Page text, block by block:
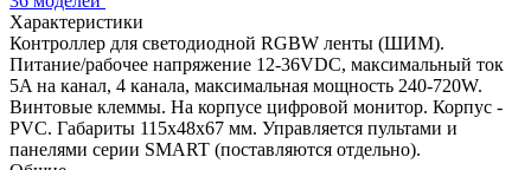
Характеристики
Контроллер для светодиодной RGBW ленты (ШИМ).
Питание/рабочее напряжение 12-36VDC, максимальный ток
5A на канал, 4 канала, максимальная мощность 240-720W.
Винтовые клеммы. На корпусе цифровой монитор. Корпус -
PVC. Габариты 115х48х67 мм. Управляется пультами и
панелями серии SMART (поставляются отдельно).